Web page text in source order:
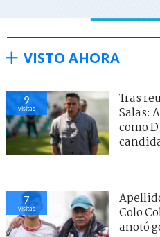
VISTO AHORA
9
visitas
Tras
Salas:
como
7
visitas
Colo
anotó